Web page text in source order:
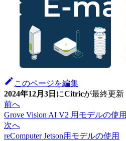
このページを編集
2024年12月3日 にCitricが最終更新
前へ
Grove Vision AI V2 用モデルの使用
次へ
reComputer Jetson用モデルの使用